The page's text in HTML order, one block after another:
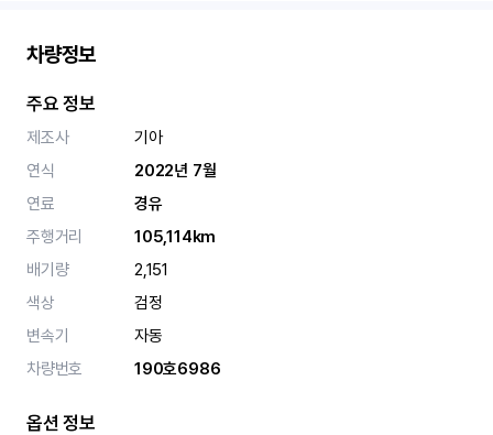
차량정보
주요 정보
제조사
기아
연식
2022년 7월
연료
경유
주행거리
105,114km
배기량
2,151
색상
검정
변속기
자동
차량번호
190호6986
옵션 정보